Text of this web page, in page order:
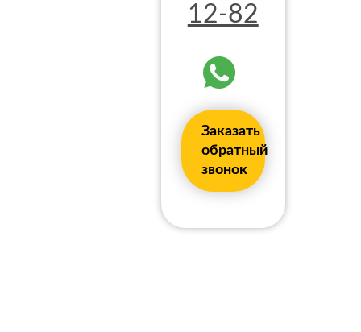
12-82
Заказать
обратный
звонок